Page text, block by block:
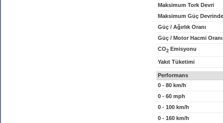
Maksimum Tork Devri
Maksimum Güç
Güç / Ağırlık Oranı
Güç / Motor Hacmi Oranı
CO2 Emisyonu
Yakıt Tüketimi
Performans
0 - 80 km/h
0 - 60 mph
0 - 100 km/h
0 - 160 km/h